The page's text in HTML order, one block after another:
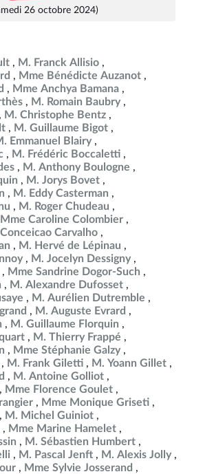
26 octobre 2024)
M. Franck Allisio
Mme Bénédicte Auzanot
Mme Anchya Bamana
M. Romain Baubry
M. Christophe Bentz
M. Guillaume Bigot
Emmanuel Blairy
M. Frédéric Boccaletti
M. Anthony Boulogne
M. Jorys Bovet
M. Eddy Casterman
M. Roger Chudeau
Mme Caroline Colombier
Carvalho
M. Hervé de Lépinau
M. Jocelyn Dessigny
Mme Sandrine Dogor-Such
M. Alexandre Dufosset
M. Aurélien Dutremble
M. Auguste Evrard
M. Guillaume Florquin
M. Thierry Frappé
Mme Stéphanie Galzy
M. Frank Giletti
M. Yoann Gillet
M. Antoine Golliot
Mme Florence Goulet
Mme Monique Griseti
M. Michel Guiniot
Mme Marine Hamelet
M. Sébastien Humbert
M. Pascal Jenft
M. Alexis Jolly
Mme Sylvie Josserand